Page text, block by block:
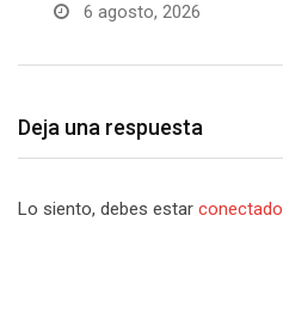
6 agosto, 2026
Deja una respuesta
Lo siento, debes estar conectado